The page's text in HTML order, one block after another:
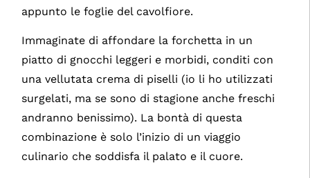
appunto le foglie del cavolfiore.
Immaginate di affondare la forchetta in un
piatto di gnocchi leggeri e morbidi, conditi con
una vellutata crema di piselli (io li ho utilizzati
surgelati, ma se sono di stagione anche freschi
andranno benissimo). La bontà di questa
combinazione è solo l’inizio di un viaggio
culinario che soddisfa il palato e il cuore.